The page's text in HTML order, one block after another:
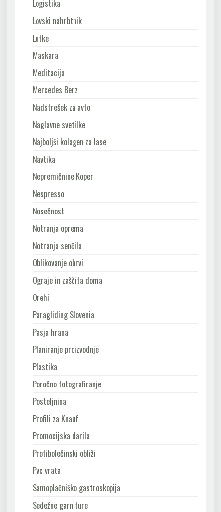
Logistika
Lovski nahrbtnik
Lutke
Maskara
Meditacija
Mercedes Benz
Nadstrešek za avto
Naglavne svetilke
Najboljši kolagen za lase
Navtika
Nepremičnine Koper
Nespresso
Nosečnost
Notranja oprema
Notranja senčila
Oblikovanje obrvi
Ograje in zaščita doma
Orehi
Paragliding Slovenia
Pasja hrana
Planiranje proizvodnje
Plastika
Poročno fotografiranje
Posteljnina
Profili za Knauf
Promocijska darila
Protibolečinski obliži
Pvc vrata
Samoplačniško gastroskopija
Sedežne garniture